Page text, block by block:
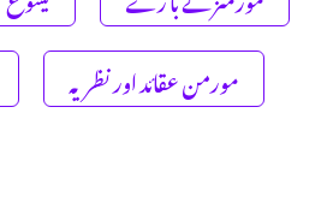
مورمن عقائد اور نظریہ